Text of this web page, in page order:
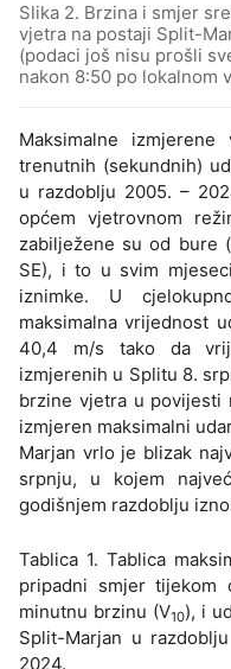
Slika 2. Brzina i smjer
vjetra na postaji Split-
(podaci još nisu prošli
nakon 8:50 po lokalnom
Maksimalne
trenutnih (sekundnih)
u razdoblju 2005. –
općem vjetrovnom
zabilježene su od bure
SE), i to u svim
iznimke. U
maksimalna vrijednost
40,4 m/s tako da
izmjerenih u Splitu 8.
brzine vjetra u povijesti
izmjeren maksimalni
Marjan vrlo je blizak
srpnju, u kojem
godišnjem razdoblju
Tablica 1. Tablica
pripadni smjer tijekom
minutnu brzinu (V10), i
Split-Marjan u
2024.